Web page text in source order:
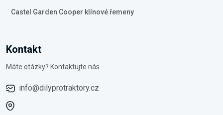
Castel Garden Cooper klínové řemeny
Kontakt
Máte otázky? Kontaktujte nás
info@dilyprotraktory.cz